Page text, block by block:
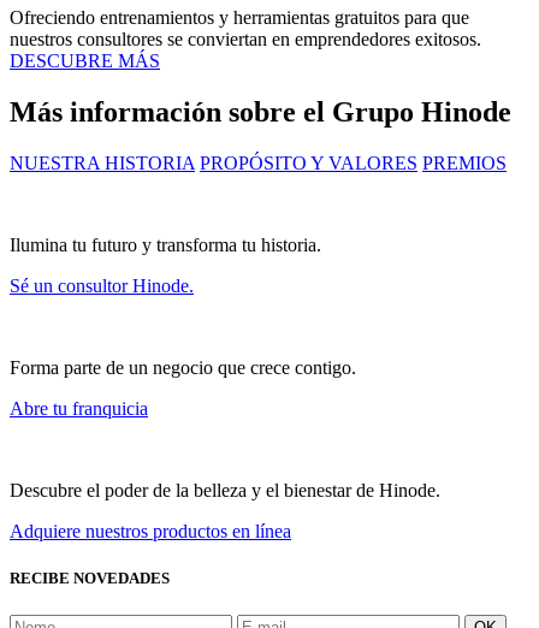
Ofreciendo entrenamientos y herramientas gratuitos para que
nuestros consultores se conviertan en emprendedores exitosos.
DESCUBRE MÁS
Más información sobre el Grupo Hinode
NUESTRA HISTORIA PROPÓSITO Y VALORES PREMIOS
Ilumina tu futuro y transforma tu historia.
Sé un consultor Hinode.
Forma parte de un negocio que crece contigo.
Abre tu franquicia
Descubre el poder de la belleza y el bienestar de Hinode.
Adquiere nuestros productos en línea
RECIBE NOVEDADES